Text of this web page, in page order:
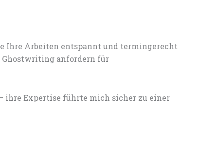
Ihre Arbeiten entspannt und termingerecht
Ghostwriting anfordern für
ihre Expertise führte mich sicher zu einer